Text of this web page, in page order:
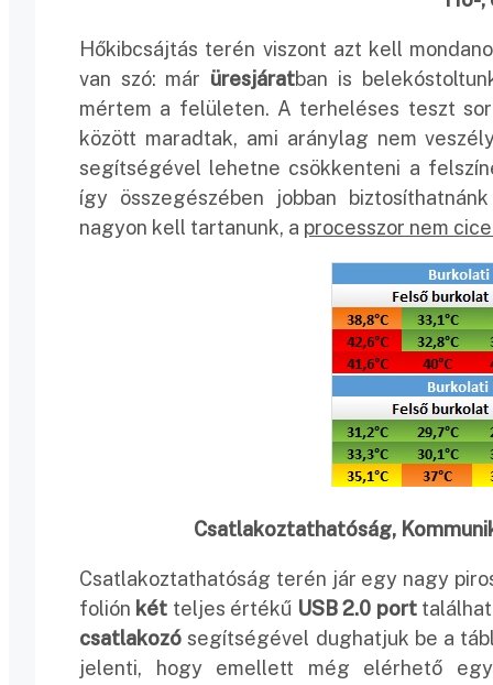
Hőkibcsájtás terén viszont azt kell
van szó: már üresjáratban is
mértem a felületen. A terheléses teszt
között maradtak, ami aránylag nem
segítségével lehetne csökkenteni a
így összegészében jobban
nagyon kell tartanunk, a processzor nem
Csatlakoztathatóság,
Csatlakoztathatóság terén jár egy nagy
folión két teljes értékű USB 2.0 port
csatlakozó segítségével dughatjuk be a
jelenti, hogy emellett még elérhető